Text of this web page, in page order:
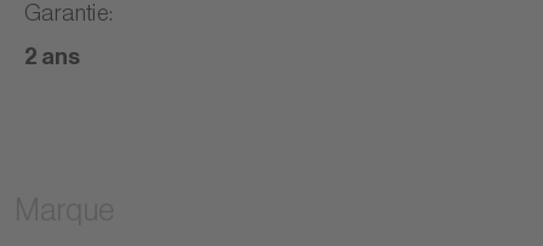
Garantie:
2 ans